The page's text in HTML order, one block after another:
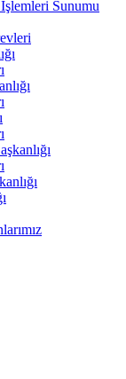
Sunumu